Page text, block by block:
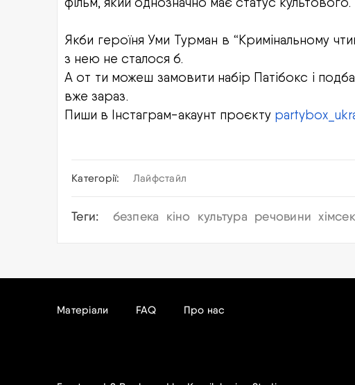
Якби героїня Уми Турман в “Кримінальному
з нею не сталося б.
А от ти можеш замовити набір Патібокс і
вже зараз.
Пиши в Інстаграм-акаунт проєкту
Категорії: Лайфстайл
Теги: безпека кіно культура речовини
Матеріали FAQ Про нас